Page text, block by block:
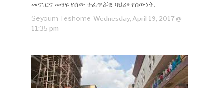
መናገርና መፃፍ የሰው ተፈጥሯዊ ባህሪ፥ የሰውነት.
Seyoum Teshome Wednesday, April 19, 2017 @
11:35 pm